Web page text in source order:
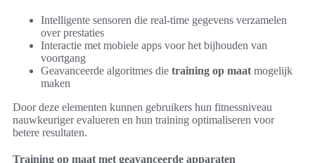
Intelligente sensoren die real-time gegevens verzamelen
over prestaties
Interactie met mobiele apps voor het bijhouden van
voortgang
Geavanceerde algoritmes die training op maat mogelijk
maken
Door deze elementen kunnen gebruikers hun fitnessniveau
nauwkeuriger evalueren en hun training optimaliseren voor
betere resultaten.
Training op maat met geavanceerde apparaten